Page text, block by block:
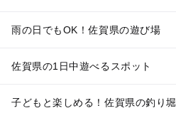
雨の日でもOK！佐賀県の遊び場
佐賀県の1日中遊べるスポット
子どもと楽しめる！佐賀県の釣り堀